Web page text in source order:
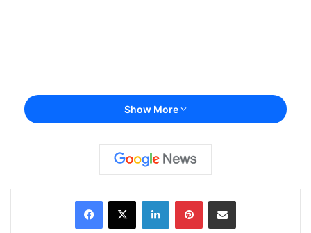
Show More